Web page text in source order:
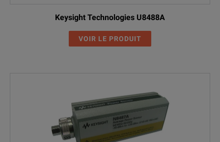
Keysight Technologies U8488A
VOIR LE PRODUIT